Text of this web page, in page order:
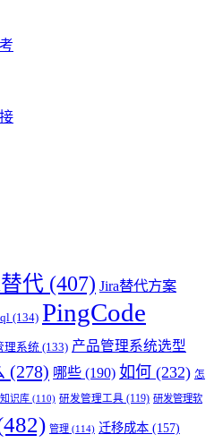
代 (407) Jira替代方案
(134) PingCode
理系统 (133) 产品管理系统选型
(278) 哪些 (190) 如何 (232) 怎
知识库 (110) 研发管理工具 (119) 研发管理软
管理 (114) 迁移成本 (157)